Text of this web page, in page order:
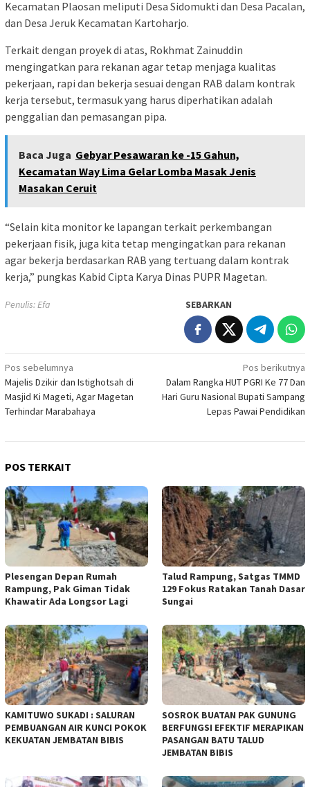
Kecamatan Plaosan meliputi Desa Sidomukti dan Desa Pacalan,
dan Desa Jeruk Kecamatan Kartoharjo.
Terkait dengan proyek di atas, Rokhmat Zainuddin
mengingatkan para rekanan agar tetap menjaga kualitas
pekerjaan, rapi dan bekerja sesuai dengan RAB dalam kontrak
kerja tersebut, termasuk yang harus diperhatikan adalah
penggalian dan pemasangan pipa.
Baca Juga Gebyar Pesawaran ke -15 Gahun,
Kecamatan Way Lima Gelar Lomba Masak Jenis
Masakan Ceruit
“Selain kita monitor ke lapangan terkait perkembangan
pekerjaan fisik, juga kita tetap mengingatkan para rekanan
agar bekerja berdasarkan RAB yang tertuang dalam kontrak
kerja,” pungkas Kabid Cipta Karya Dinas PUPR Magetan.
Penulis: Efa SEBARKAN
Navigasi
pos
Pos sebelumnya
Majelis Dzikir dan Istighotsah di
Masjid Ki Mageti, Agar Magetan
Terhindar Marabahaya
Pos berikutnya
Dalam Rangka HUT PGRI Ke 77 Dan
Hari Guru Nasional Bupati Sampang
Lepas Pawai Pendidikan
POS TERKAIT
Plesengan Depan Rumah
Rampung, Pak Giman Tidak
Khawatir Ada Longsor Lagi
Talud Rampung, Satgas TMMD
129 Fokus Ratakan Tanah Dasar
Sungai
KAMITUWO SUKADI : SALURAN
PEMBUANGAN AIR KUNCI POKOK
KEKUATAN JEMBATAN BIBIS
SOSROK BUATAN PAK GUNUNG
BERFUNGSI EFEKTIF MERAPIKAN
PASANGAN BATU TALUD
JEMBATAN BIBIS